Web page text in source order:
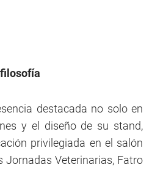
destacada no solo en
y el diseño de su stand,
privilegiada en el salón
Jornadas Veterinarias, Fatro